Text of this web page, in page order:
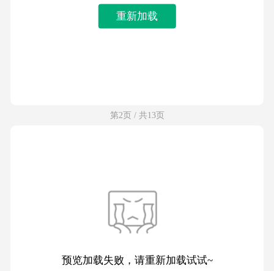
重新加载
第2页 / 共13页
预览加载失败，请重新加载试试~